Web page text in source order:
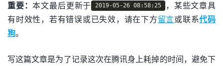
重要：本文最后更新于 2019-05-26 08:58:25
，某些文章具
有时效性，若有错误或已失效，请在下方留言或联系代码
狗。
写这篇文章是为了记录这次在腾讯身上耗掉的时间，避免下